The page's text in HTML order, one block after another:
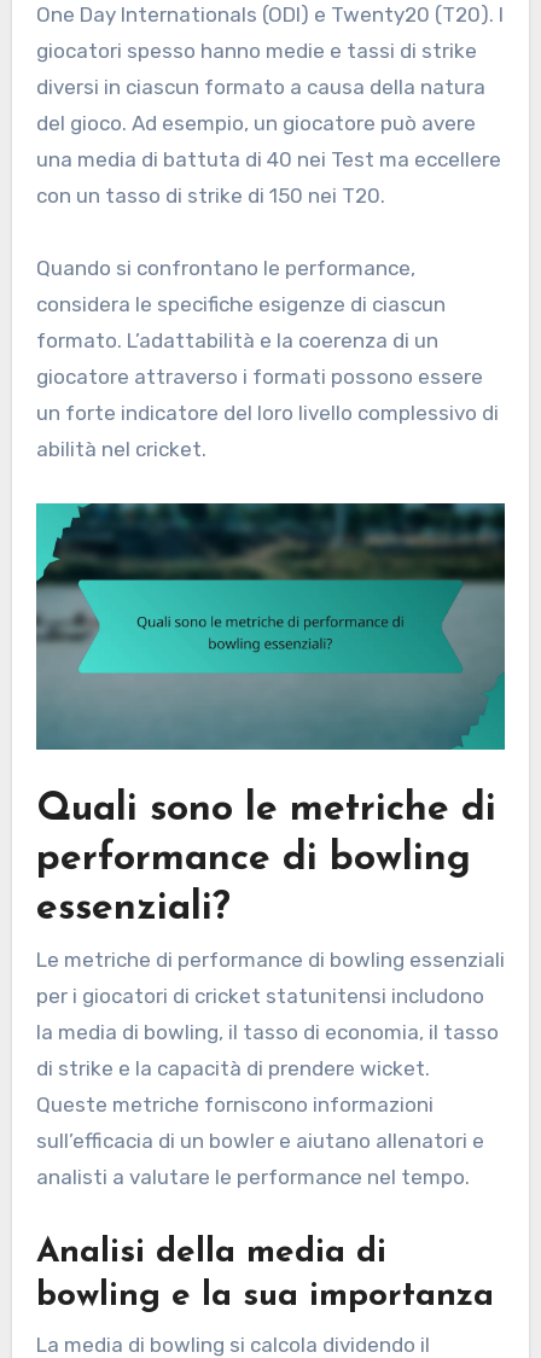
One Day Internationals (ODI) e Twenty20 (T20). I
giocatori spesso hanno medie e tassi di strike
diversi in ciascun formato a causa della natura
del gioco. Ad esempio, un giocatore può avere
una media di battuta di 40 nei Test ma eccellere
con un tasso di strike di 150 nei T20.
Quando si confrontano le performance,
considera le specifiche esigenze di ciascun
formato. L’adattabilità e la coerenza di un
giocatore attraverso i formati possono essere
un forte indicatore del loro livello complessivo di
abilità nel cricket.
Quali sono le metriche di
performance di bowling
essenziali?
Le metriche di performance di bowling essenziali
per i giocatori di cricket statunitensi includono
la media di bowling, il tasso di economia, il tasso
di strike e la capacità di prendere wicket.
Queste metriche forniscono informazioni
sull’efficacia di un bowler e aiutano allenatori e
analisti a valutare le performance nel tempo.
Analisi della media di
bowling e la sua importanza
La media di bowling si calcola dividendo il